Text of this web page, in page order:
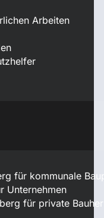
Arbeiten
für kommunale
Unternehmen
für private